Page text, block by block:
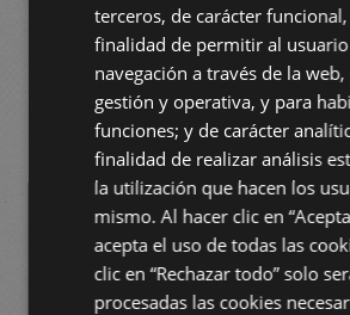
terceros, de carácter
finalidad de permitir al
navegación a través de la
gestión y operativa, y para
funciones; y de carácter
finalidad de realizar análisis
la utilización que hacen los
mismo. Al hacer clic en
acepta el uso de todas las
clic en “Rechazar todo” solo
procesadas las cookies